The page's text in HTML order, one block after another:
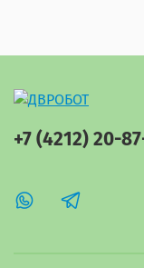
+7 (4212) 20-